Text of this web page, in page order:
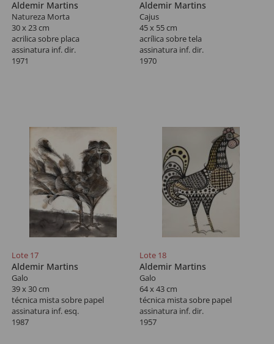
Aldemir Martins
Natureza Morta
30 x 23 cm
acrilica sobre placa
assinatura inf. dir.
1971
Aldemir Martins
Cajus
45 x 55 cm
acrílica sobre tela
assinatura inf. dir.
1970
Lote 17
Aldemir Martins
Galo
39 x 30 cm
técnica mista sobre papel
assinatura inf. esq.
1987
Lote 18
Aldemir Martins
Galo
64 x 43 cm
técnica mista sobre papel
assinatura inf. dir.
1957